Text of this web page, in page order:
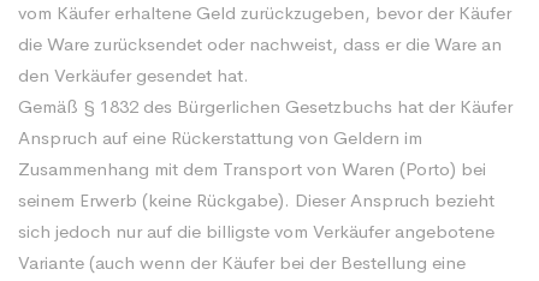
vom Käufer erhaltene Geld zurückzugeben, bevor der Käufer
die Ware zurücksendet oder nachweist, dass er die Ware an
den Verkäufer gesendet hat.
Gemäß § 1832 des Bürgerlichen Gesetzbuchs hat der Käufer
Anspruch auf eine Rückerstattung von Geldern im
Zusammenhang mit dem Transport von Waren (Porto) bei
seinem Erwerb (keine Rückgabe). Dieser Anspruch bezieht
sich jedoch nur auf die billigste vom Verkäufer angebotene
Variante (auch wenn der Käufer bei der Bestellung eine